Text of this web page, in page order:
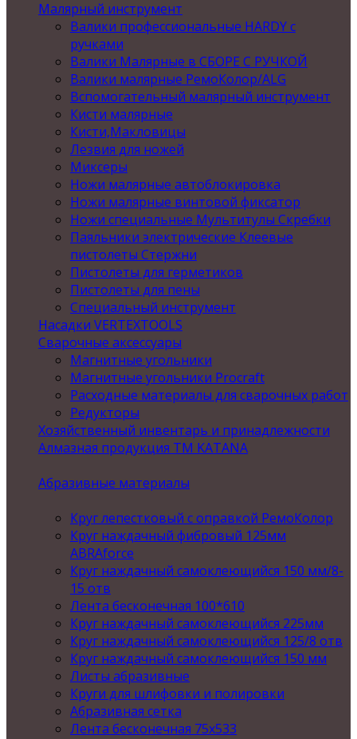
Малярный инструмент
Валики профессиональные HARDY с
ручками
Валики Малярные в СБОРЕ С РУЧКОЙ
Валики малярные РемоКолор/ALG
Вспомогательный малярный инструмент
Кисти малярные
Кисти,Макловицы
Лезвия для ножей
Миксеры
Ножи малярные автоблокировка
Ножи малярные винтовой фиксатор
Ножи специальные Мультитулы Скребки
Паяльники электрические Клеевые
пистолеты Стержни
Пистолеты для герметиков
Пистолеты для пены
Специальный инструмент
Насадки VERTEXTOOLS
Сварочные аксессуары
Магнитные угольники
Магнитные угольники Procraft
Расходные материалы для сварочных работ
Редукторы
Хозяйственный инвентарь и принадлежности
Алмазная продукция ТМ KATANA
Абразивные материалы
Круг лепестковый с оправкой РемоКолор
Круг наждачный фибровый 125мм
ABRAforce
Круг наждачный самоклеющийся 150 мм/8-
15 отв
Лента бесконечная 100*610
Круг наждачный самоклеющийся 225мм
Круг наждачный самоклеющийся 125/8 отв
Круг наждачный самоклеющийся 150 мм
Листы абразивные
Круги для шлифовки и полировки
Абразивная сетка
Лента бесконечная 75х533